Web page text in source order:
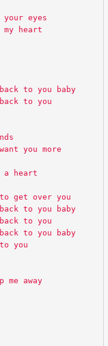
your eyes
heart
to you baby
to you
you more
a heart
get over you
to you baby
to you
to you baby
you
away